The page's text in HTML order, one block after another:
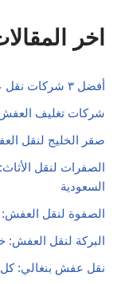
اخر
أفضل ٣ شركات نقل عفش في جدة لعام ٢٠٢٥ م
شركات تغليف العفش
صقر الخليج لنقل
الصفرات لنقل
السعودية
الصفوة لنقل العفش:
البركة لنقل العفش:
نقل عفش بنغالي: كل